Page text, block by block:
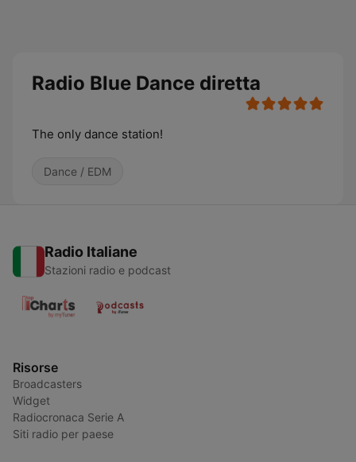
Radio Blue Dance diretta
The only dance station!
Dance / EDM
Radio Italiane
Stazioni radio e podcast
Risorse
Broadcasters
Widget
Radiocronaca Serie A
Siti radio per paese